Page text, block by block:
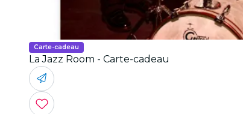
Carte-cadeau
La Jazz Room - Carte-cadeau